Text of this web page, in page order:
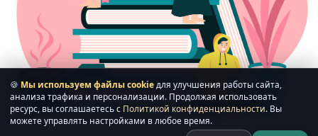
🍪 Мы используем файлы cookie для улучшения работы сайта,
анализа трафика и персонализации. Продолжая использовать
ресурс, вы соглашаетесь с Политикой конфиденциальности. Вы
можете управлять настройками в любое время.